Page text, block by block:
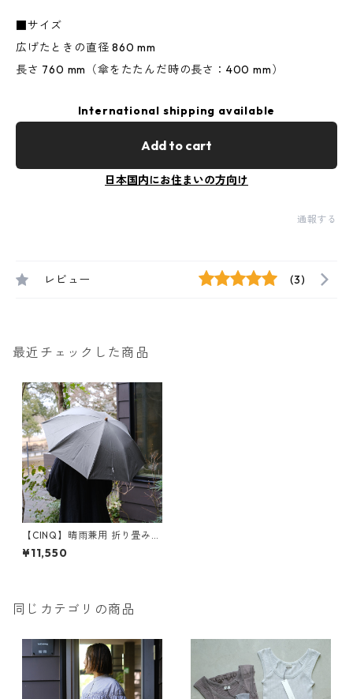
■サイズ
広げたときの直径 860 mm
長さ 760 mm（傘をたたんだ時の長さ：400 mm）
International shipping available
Add to cart
日本国内にお住まいの方向け
通報する
レビュー (3)
最近チェックした商品
【CINQ】晴雨兼用 折り畳み傘
（グレー）
¥11,550
同じカテゴリの商品